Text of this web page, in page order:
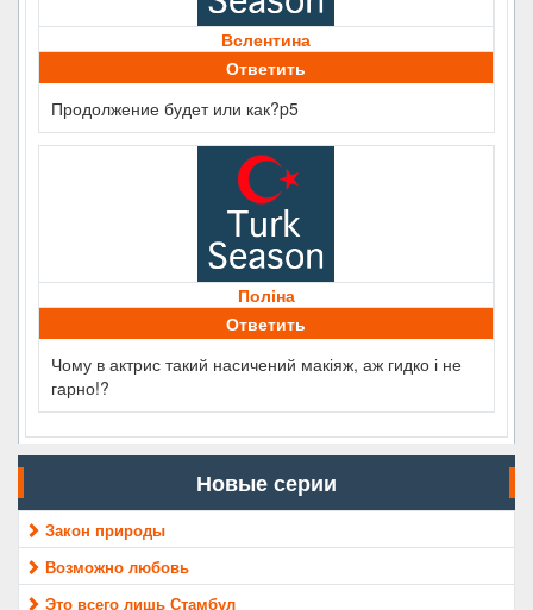
Вслентина
Ответить
Продолжение будет или как?p5
Поліна
Ответить
Чому в актрис такий насичений макіяж, аж гидко і не
гарно!?
Новые серии
Закон природы
Возможно любовь
Это всего лишь Стамбул